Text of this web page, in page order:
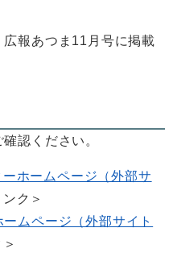
報あつま11月号に掲載
認ください。
ホームページ（外部サ
ク＞
ムページ（外部サイト